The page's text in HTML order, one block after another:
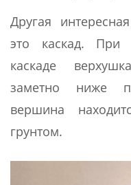
Другая
это каскад. При
каскаде
заметно ниже
вершина
грунтом.